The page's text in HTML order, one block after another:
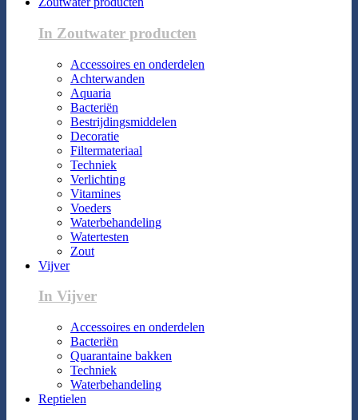
In Zoutwater producten
Accessoires en onderdelen
Achterwanden
Aquaria
Bacteriën
Bestrijdingsmiddelen
Decoratie
Filtermateriaal
Techniek
Verlichting
Vitamines
Voeders
Waterbehandeling
Watertesten
Zout
Vijver
In Vijver
Accessoires en onderdelen
Bacteriën
Quarantaine bakken
Techniek
Waterbehandeling
Reptielen